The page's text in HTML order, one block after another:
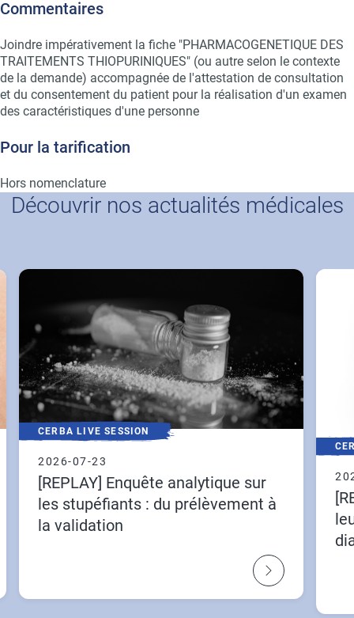
Commentaires
Joindre impérativement la fiche "PHARMACOGENETIQUE DES
TRAITEMENTS THIOPURINIQUES" (ou autre selon le contexte
de la demande) accompagnée de l'attestation de consultation
et du consentement du patient pour la réalisation d'un examen
des caractéristiques d'une personne
Pour la tarification
Hors nomenclature
Découvrir nos actualités médicales
CERBA LIVE SESSION
2026-07-23
[REPLAY] Enquête analytique sur
les stupéfiants : du prélèvement à
la validation